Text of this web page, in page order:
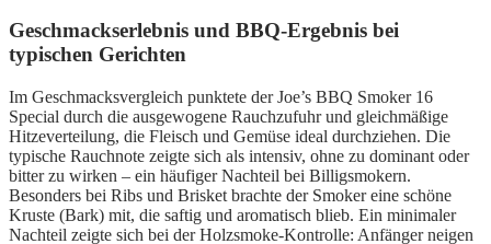
Geschmackserlebnis und BBQ-Ergebnis bei
typischen Gerichten
Im Geschmacksvergleich punktete der Joe’s BBQ Smoker 16
Special durch die ausgewogene Rauchzufuhr und gleichmäßige
Hitzeverteilung, die Fleisch und Gemüse ideal durchziehen. Die
typische Rauchnote zeigte sich als intensiv, ohne zu dominant oder
bitter zu wirken – ein häufiger Nachteil bei Billigsmokern.
Besonders bei Ribs und Brisket brachte der Smoker eine schöne
Kruste (Bark) mit, die saftig und aromatisch blieb. Ein minimaler
Nachteil zeigte sich bei der Holzsmoke-Kontrolle: Anfänger neigen